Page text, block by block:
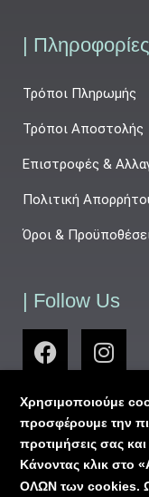
| Πληροφορίες
Τρόποι Πληρωμής
Τρόποι Αποστολής
Επιστροφές &
Πολιτική
Όροι &
| Follow Us
Χρησιμοποιούμε
προσφέρουμε την
προτιμήσεις σας
Κάνοντας κλικ στο
ΟΛΩΝ των cookies.